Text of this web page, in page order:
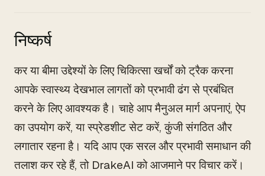
निष्कर्ष
कर या बीमा उद्देश्यों के लिए चिकित्सा खर्चों को ट्रैक करना
आपके स्वास्थ्य देखभाल लागतों को प्रभावी ढंग से प्रबंधित
करने के लिए आवश्यक है। चाहे आप मैनुअल मार्ग अपनाएं, ऐप
का उपयोग करें, या स्प्रेडशीट सेट करें, कुंजी संगठित और
लगातार रहना है। यदि आप एक सरल और प्रभावी समाधान की
तलाश कर रहे हैं, तो DrakeAI को आजमाने पर विचार करें।